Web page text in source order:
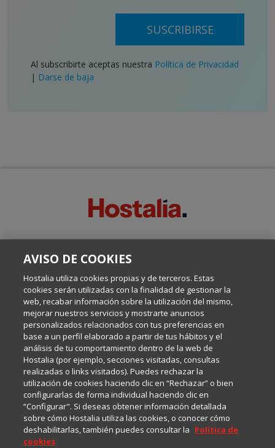
SUSCRIBIRSE
Al subscribirte aceptas nuestra Política de Privacidad
| Darse de baja
Escrito por el equipo de Comunicación de Hostalia, dirigido por
Internet y Tecnología.
Política de privacidad
Política de cookies
Aviso legal
AVISO DE COOKIES
Hostalia utiliza cookies propias y de terceros. Estas
cookies serán utilizadas con la finalidad de gestionar la
web, recabar información sobre la utilización del mismo,
mejorar nuestros servicios y mostrarte anuncios
personalizados relacionados con tus preferencias en
base a un perfil elaborado a partir de tus hábitos y el
análisis de tu comportamiento dentro de la web de
Hostalia (por ejemplo, secciones visitadas, consultas
realizadas o links visitados). Puedes rechazar la
utilización de cookies haciendo clic en “Rechazar” o bien
configurarlas de forma individual haciendo clic en
“Configurar". Si deseas obtener información detallada
sobre cómo Hostalia utiliza las cookies, o conocer cómo
deshabilitarlas, también puedes consultar la Política de
cookies